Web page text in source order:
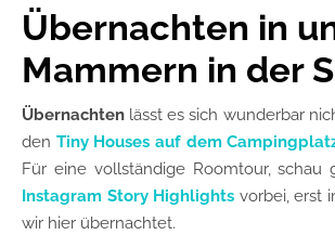
Übernachten in
Mammern in der
Übernachten lässt es sich wunderbar
den Tiny Houses auf dem
Für eine vollständige Roomtour, schau
Instagram Story Highlights vorbei, erst
wir hier übernachtet.